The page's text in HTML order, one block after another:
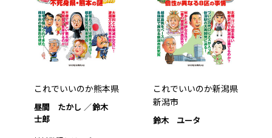
これでいいのか熊本県
昼間 たかし
鈴木
士郎
これでいいのか新潟県
新潟市
鈴木 ユータ